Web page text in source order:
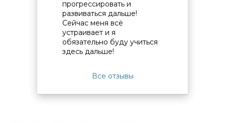
прогрессировать и
развиваться дальше!
Сейчас меня всё
устраивает и я
обязательно буду учиться
здесь дальше!
Все отзывы